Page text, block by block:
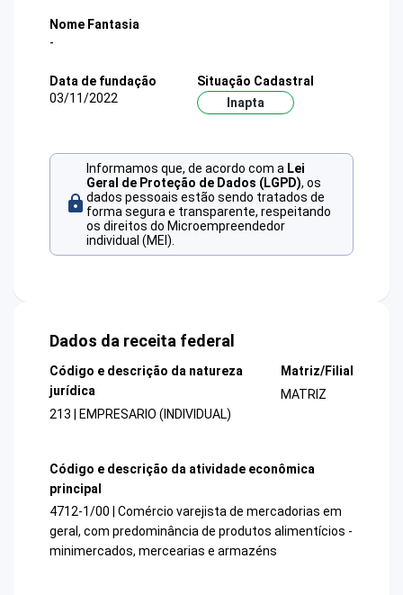
Nome Fantasia
-
Data de fundação
03/11/2022
Situação Cadastral
Inapta
Informamos que, de acordo com a Lei
Geral de Proteção de Dados (LGPD), os
dados pessoais estão sendo tratados de
forma segura e transparente, respeitando
os direitos do Microempreendedor
individual (MEI).
Dados da receita federal
Código e descrição da natureza
jurídica
213 | EMPRESARIO (INDIVIDUAL)
Matriz/Filial
MATRIZ
Código e descrição da atividade econômica
principal
4712-1/00 | Comércio varejista de mercadorias em
geral, com predominância de produtos alimentícios -
minimercados, mercearias e armazéns